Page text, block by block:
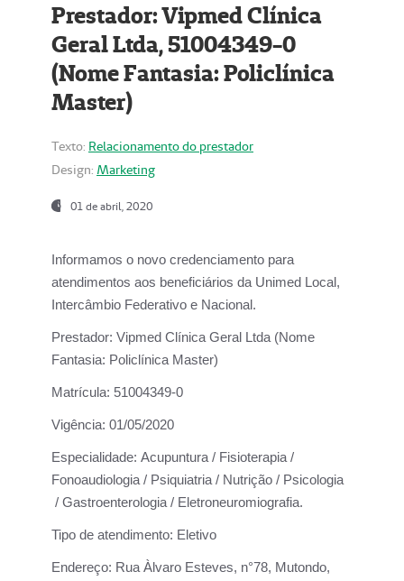
Prestador: Vipmed Clínica
Geral Ltda, 51004349-0
(Nome Fantasia: Policlínica
Master)
Texto: Relacionamento do prestador
Design: Marketing
01 de abril, 2020
Informamos o novo credenciamento para
atendimentos aos beneficiários da Unimed Local,
Intercâmbio Federativo e Nacional.
Prestador: Vipmed Clínica Geral Ltda (Nome
Fantasia: Policlínica Master)
Matrícula: 51004349-0
Vigência: 01/05/2020
Especialidade: Acupuntura / Fisioterapia /
Fonoaudiologia / Psiquiatria / Nutrição / Psicologia
/ Gastroenterologia / Eletroneuromiografia.
Tipo de atendimento: Eletivo
Endereço: Rua Àlvaro Esteves, n°78, Mutondo,